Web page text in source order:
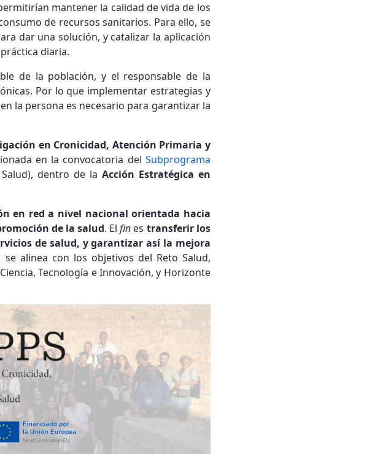
mantener la calidad de vida de los
de recursos sanitarios. Para ello, se
dar una solución, y catalizar la aplicación
diaria.
de la población, y el responsable de la
Por lo que implementar estrategias y
la persona es necesario para garantizar la
en Cronicidad, Atención Primaria y
en la convocatoria del Subprograma
dentro de la Acción Estratégica en
en red a nivel nacional orientada hacia
de la salud. Elfin es transferir los
de salud, y garantizar así la mejora
alinea con los objetivos del Reto Salud,
Tecnología e Innovación, y Horizonte